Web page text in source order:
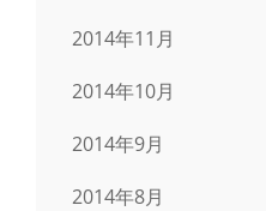
2014年11月
2014年10月
2014年9月
2014年8月